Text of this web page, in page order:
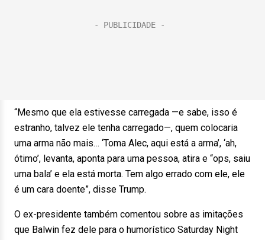
“Mesmo que ela estivesse carregada —e sabe, isso é
estranho, talvez ele tenha carregado—, quem colocaria
uma arma não mais… ‘Toma Alec, aqui está a arma’, ‘ah,
ótimo’, levanta, aponta para uma pessoa, atira e “ops, saiu
uma bala’ e ela está morta. Tem algo errado com ele, ele
é um cara doente”, disse Trump.
O ex-presidente também comentou sobre as imitações
que Balwin fez dele para o humorístico Saturday Night